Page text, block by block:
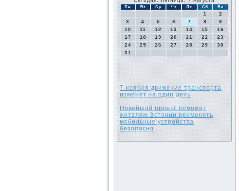
Пн Вт Ср Чт Пт Сб Вс
1
2
3
4 5 6 7 8
9
10
11 12 13 14 15
16
17
18 19 20 21 22
23
24
25 26 27 28 29
30
31
7 ноября движение транспорта
изменят на один день
Новейший проект поможет
жителям Эстонии применять
мобильные устройства
безопасно